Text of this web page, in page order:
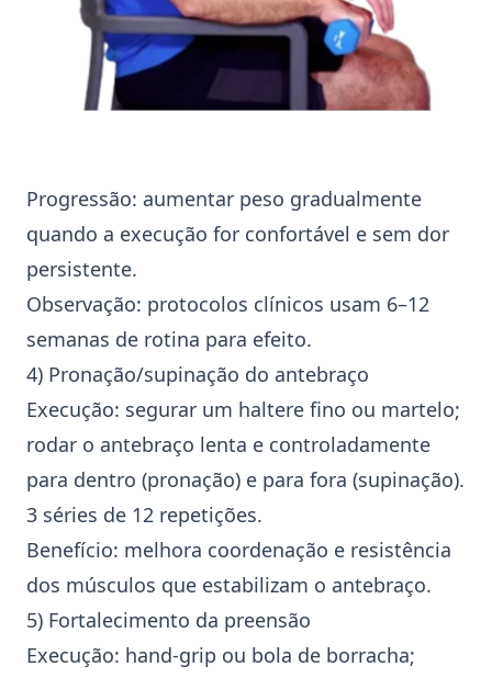
Progressão: aumentar peso gradualmente
quando a execução for confortável e sem dor
persistente.
Observação: protocolos clínicos usam 6–12
semanas de rotina para efeito.
4) Pronação/supinação do antebraço
Execução: segurar um haltere fino ou martelo;
rodar o antebraço lenta e controladamente
para dentro (pronação) e para fora (supinação).
3 séries de 12 repetições.
Benefício: melhora coordenação e resistência
dos músculos que estabilizam o antebraço.
5) Fortalecimento da preensão
Execução: hand‑grip ou bola de borracha;